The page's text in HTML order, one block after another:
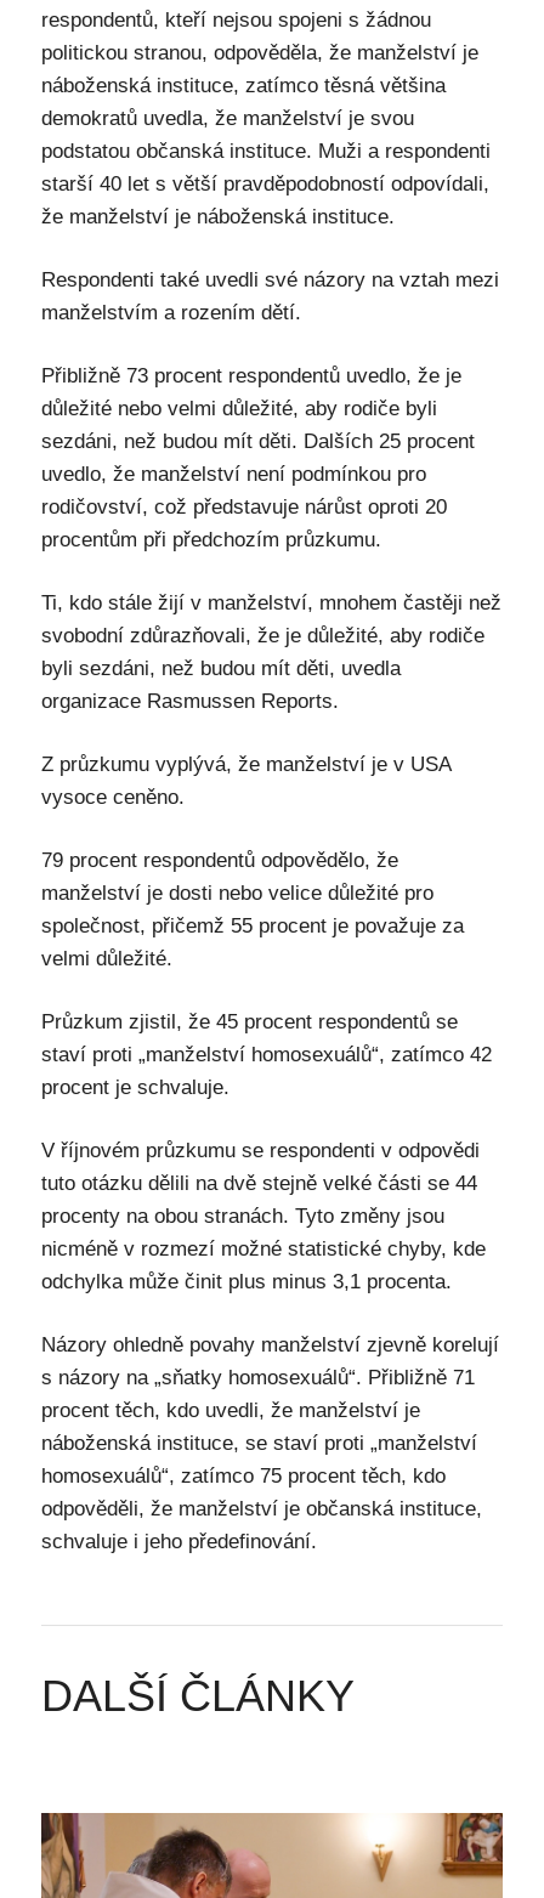
respondentů, kteří nejsou spojeni s žádnou
politickou stranou, odpověděla, že manželství je
náboženská instituce, zatímco těsná většina
demokratů uvedla, že manželství je svou
podstatou občanská instituce. Muži a respondenti
starší 40 let s větší pravděpodobností odpovídali,
že manželství je náboženská instituce.
Respondenti také uvedli své názory na vztah mezi
manželstvím a rozením dětí.
Přibližně 73 procent respondentů uvedlo, že je
důležité nebo velmi důležité, aby rodiče byli
sezdáni, než budou mít děti. Dalších 25 procent
uvedlo, že manželství není podmínkou pro
rodičovství, což představuje nárůst oproti 20
procentům při předchozím průzkumu.
Ti, kdo stále žijí v manželství, mnohem častěji než
svobodní zdůrazňovali, že je důležité, aby rodiče
byli sezdáni, než budou mít děti, uvedla
organizace Rasmussen Reports.
Z průzkumu vyplývá, že manželství je v USA
vysoce ceněno.
79 procent respondentů odpovědělo, že
manželství je dosti nebo velice důležité pro
společnost, přičemž 55 procent je považuje za
velmi důležité.
Průzkum zjistil, že 45 procent respondentů se
staví proti „manželství homosexuálů“, zatímco 42
procent je schvaluje.
V říjnovém průzkumu se respondenti v odpovědi
tuto otázku dělili na dvě stejně velké části se 44
procenty na obou stranách. Tyto změny jsou
nicméně v rozmezí možné statistické chyby, kde
odchylka může činit plus minus 3,1 procenta.
Názory ohledně povahy manželství zjevně korelují
s názory na „sňatky homosexuálů“. Přibližně 71
procent těch, kdo uvedli, že manželství je
náboženská instituce, se staví proti „manželství
homosexuálů“, zatímco 75 procent těch, kdo
odpověděli, že manželství je občanská instituce,
schvaluje i jeho předefinování.
DALŠÍ ČLÁNKY